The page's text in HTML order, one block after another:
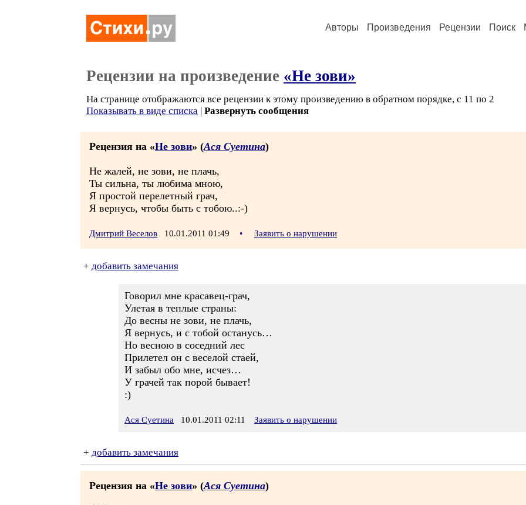
Авторы Произведения Рецензии Поиск
Рецензии на произведение «Не зови»
На странице отображаются все рецензии к этому произведению в обратном порядке, с 11 по 2
Показывать в виде списка | Развернуть сообщения
Рецензия на «Не зови» (Ася Суетина)
Не жалей, не зови, не плачь,
Ты сильна, ты любима мною,
Я простой перелетный грач,
Я вернусь, чтобы быть с тобою..:-)
Дмитрий Веселов 10.01.2011 01:49 • Заявить о нарушении
+ добавить замечания
Говорил мне красавец-грач,
Улетая в теплые страны:
До весны не зови, не плачь,
Я вернусь, и с тобой останусь…
Но весною в соседний лес
Прилетел он с веселой стаей,
И забыл обо мне, исчез…
У грачей так порой бывает!
:)
Ася Суетина 10.01.2011 02:11 Заявить о нарушении
+ добавить замечания
Рецензия на «Не зови» (Ася Суетина)